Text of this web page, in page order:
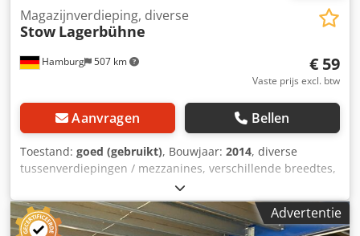
Hamburg 507 km
Magazijnverdieping, diverse
Stow Lagerbühne
€ 59
Vaste prijs excl. btw
Aanvragen Bellen
Toestand: goed (gebruikt), Bouwjaar: 2014, diverse
tussenverdiepingen / mezzanines, verschillende breedtes,
hoogtes, lengtes, steunafstanden en draagkrachten –
gebruikt: Dedpfx Aozqz E Tjnlswa Prijs per m2, af fabriek:
slechts € 59 (exclusief btw), inclusief demontage,Advertentie